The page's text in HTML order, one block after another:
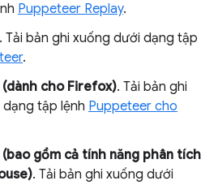
Puppeteer Replay.
. Tải bản ghi xuống dưới dạng tập
.
cho Firefox). Tải bản ghi
tập lệnh Puppeteer cho
gồm cả tính năng phân tích
. Tải bản ghi xuống dưới